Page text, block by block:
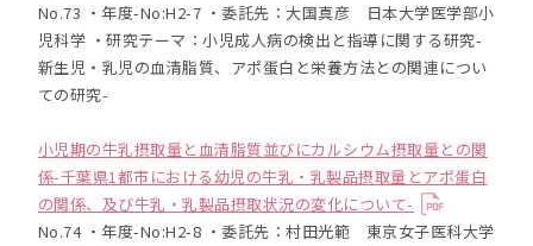
No.73 ・年度-No:H2-7 ・委託先：大国真彦 日本大学医学部小
児科学 ・研究テーマ：小児成人病の検出と指導に関する研究-
新生児・乳児の血清脂質、アポ蛋白と栄養方法との関連につい
ての研究-
小児期の牛乳摂取量と血清脂質並びにカルシウム摂取量との関
係-千葉県1都市における幼児の牛乳・乳製品摂取量とアポ蛋白
の関係、及び牛乳・乳製品摂取状況の変化について-
No.74 ・年度-No:H2-8 ・委託先：村田光範 東京女子医科大学